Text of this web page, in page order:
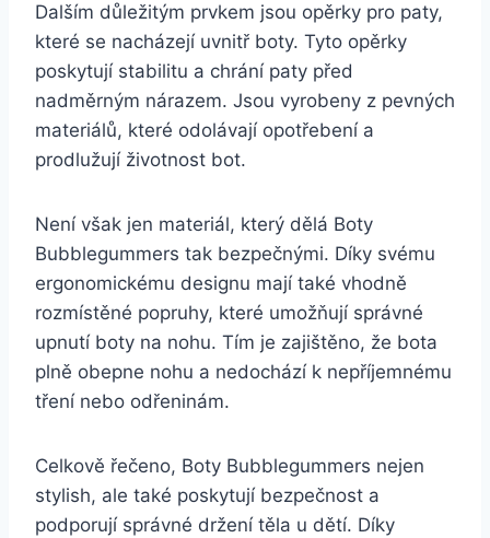
Dalším důležitým ‌prvkem jsou ‌opěrky pro paty, ​
které se nacházejí uvnitř boty. ⁣Tyto opěrky
poskytují stabilitu ⁣a chrání paty před
nadměrným⁢ nárazem. Jsou vyrobeny​ z pevných
materiálů, které odolávají opotřebení a
prodlužují životnost bot.
Není ⁤však ​jen ‍materiál, ‍který dělá Boty⁣
Bubblegummers tak‍ bezpečnými. Díky svému
ergonomickému designu ⁢mají také ‌vhodně
rozmístěné ⁢popruhy, které umožňují‍ správné
⁤upnutí boty na nohu. Tím je zajištěno, že bota
plně obepne nohu a nedochází k ⁢nepříjemnému
⁤tření ​nebo odřeninám.
Celkově řečeno,⁤ Boty Bubblegummers nejen⁤
stylish,​ ale také poskytují bezpečnost a
podporují správné ​držení‌ těla u dětí. Díky